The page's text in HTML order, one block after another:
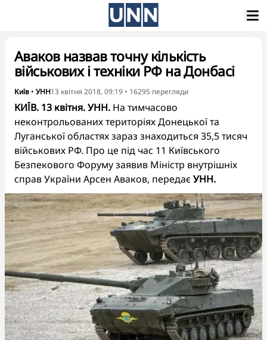
Аваков назвав точну кількість
військових і техніки РФ на Донбасі
Київ • УНН13 квітня 2018, 09:19 • 16295 перегляди
КИЇВ. 13 квітня. УНН. На тимчасово
неконтрольованих територіях Донецької та
Луганської областях зараз знаходиться 35,5 тисяч
військових РФ. Про це під час 11 Київського
Безпекового Форуму заявив Міністр внутрішніх
справ України Арсен Аваков, передає УНН.